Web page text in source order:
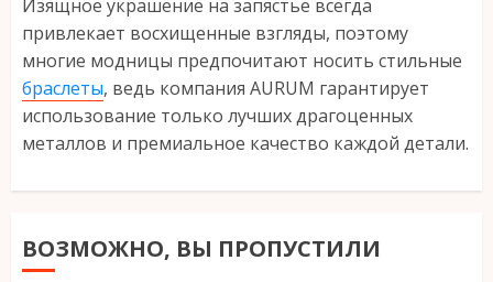
Изящное украшение на запястье всегда
привлекает восхищенные взгляды, поэтому
многие модницы предпочитают носить стильные
браслеты, ведь компания AURUM гарантирует
использование только лучших драгоценных
металлов и премиальное качество каждой детали.
ВОЗМОЖНО, ВЫ ПРОПУСТИЛИ